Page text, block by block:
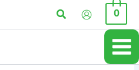
تخطي
المحتوى
0 البحث